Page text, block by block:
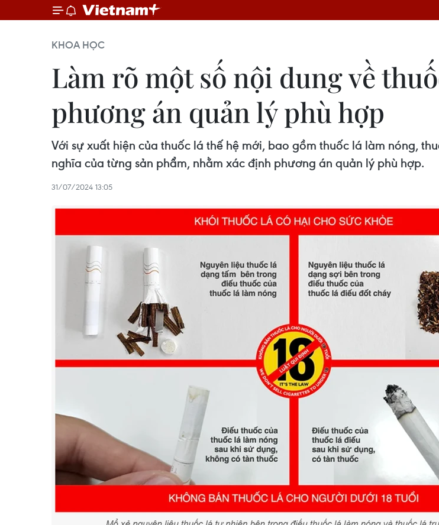
KHOA HỌC
Làm rõ một số nội dung về
phương án quản lý phù hợp
Với sự xuất hiện của thuốc lá thế hệ mới, bao gồm thuốc lá làm nóng,
nghĩa của từng sản phẩm, nhằm xác định phương án quản lý phù hợp.
31/07/2024 13:05